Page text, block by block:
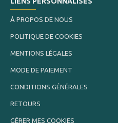
À PROPOS DE NOUS
POLITIQUE DE COOKIES
MENTIONS LÉGALES
MODE DE PAIEMENT
CONDITIONS GÉNÉRALES
RETOURS
GÉRER MES COOKIES